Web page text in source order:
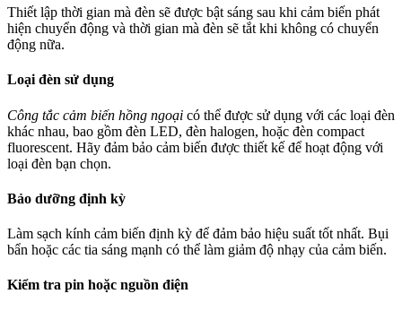
Thiết lập thời gian mà đèn sẽ được bật sáng sau khi cảm biến phát
hiện chuyển động và thời gian mà đèn sẽ tắt khi không có chuyển
động nữa.
Loại đèn sử dụng
Công tắc cảm biến hồng ngoại có thể được sử dụng với các loại đèn
khác nhau, bao gồm đèn LED, đèn halogen, hoặc đèn compact
fluorescent. Hãy đảm bảo cảm biến được thiết kế để hoạt động với
loại đèn bạn chọn.
Bảo dưỡng định kỳ
Làm sạch kính cảm biến định kỳ để đảm bảo hiệu suất tốt nhất. Bụi
bẩn hoặc các tia sáng mạnh có thể làm giảm độ nhạy của cảm biến.
Kiểm tra pin hoặc nguồn điện